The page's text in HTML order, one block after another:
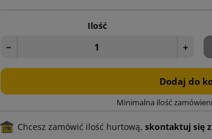
Ilość
− +
Dodaj do
Minimalna ilość
Chcesz zamówić ilość hurtową, skontaktuj się